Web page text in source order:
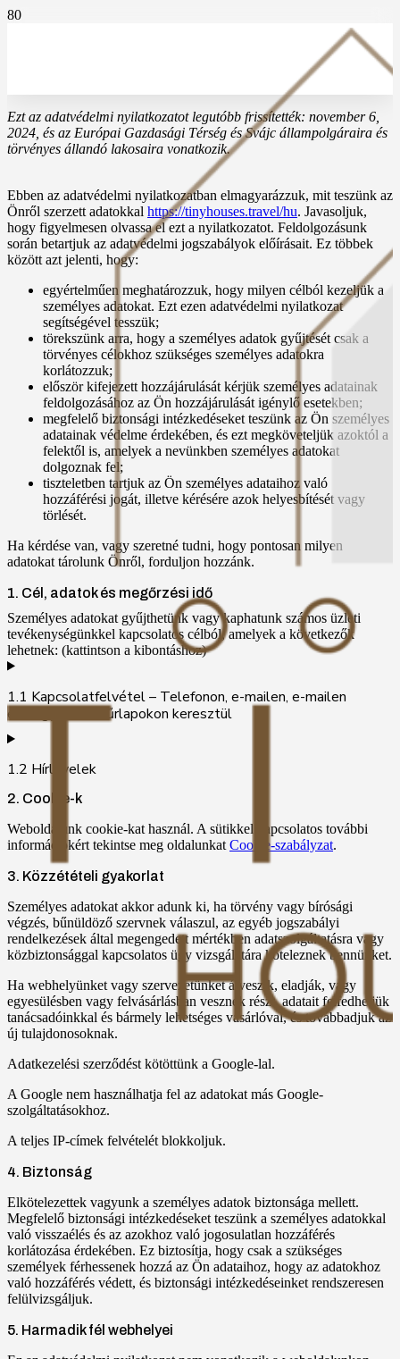
Ezt az adatvédelmi nyilatkozatot legutóbb frissítették: november 6,
2024, és az Európai Gazdasági Térség és Svájc állampolgáraira és
törvényes állandó lakosaira vonatkozik.
Ebben az adatvédelmi nyilatkozatban elmagyarázzuk, mit teszünk az
Önről szerzett adatokkal https://tinyhouses.travel/hu. Javasoljuk,
hogy figyelmesen olvassa el ezt a nyilatkozatot. Feldolgozásunk
során betartjuk az adatvédelmi jogszabályok előírásait. Ez többek
között azt jelenti, hogy:
egyértelműen meghatározzuk, hogy milyen célból kezeljük a
személyes adatokat. Ezt ezen adatvédelmi nyilatkozat
segítségével tesszük;
törekszünk arra, hogy a személyes adatok gyűjtését csak a
törvényes célokhoz szükséges személyes adatokra
korlátozzuk;
először kifejezett hozzájárulását kérjük személyes adatainak
feldolgozásához az Ön hozzájárulását igénylő esetekben;
megfelelő biztonsági intézkedéseket teszünk az Ön személyes
adatainak védelme érdekében, és ezt megköveteljük azoktól a
felektől is, amelyek a nevünkben személyes adatokat
dolgoznak fel;
tiszteletben tartjuk az Ön személyes adataihoz való
hozzáférési jogát, illetve kérésére azok helyesbítését vagy
törlését.
Ha kérdése van, vagy szeretné tudni, hogy pontosan milyen
adatokat tárolunk Önről, forduljon hozzánk.
1. Cél, adatok és megőrzési idő
Személyes adatokat gyűjthetünk vagy kaphatunk számos üzleti
tevékenységünkkel kapcsolatos célból, amelyek a következők
lehetnek: (kattintson a kibontáshoz)
1.1 Kapcsolatfelvétel – Telefonon, e-mailen, e-mailen
és/vagy webes űrlapokon keresztül
1.2 Hírlevelek
2. Cookie-k
Weboldalunk cookie-kat használ. A sütikkel kapcsolatos további
információkért tekintse meg oldalunkatCookie-szabályzat.
3. Közzétételi gyakorlat
Személyes adatokat akkor adunk ki, ha törvény vagy bírósági
végzés, bűnüldöző szervnek válaszul, az egyéb jogszabályi
rendelkezések által megengedett mértékben adatszolgáltatásra vagy
közbiztonsággal kapcsolatos ügy vizsgálatára köteleznek bennünket.
Ha webhelyünket vagy szervezetünket átveszik, eladják, vagy
egyesülésben vagy felvásárlásban vesznek részt, adatait felfedhetjük
tanácsadóinkkal és bármely lehetséges vásárlóval, és továbbadjuk az
új tulajdonosoknak.
Adatkezelési szerződést kötöttünk a Google-lal.
A Google nem használhatja fel az adatokat más Google-
szolgáltatásokhoz.
A teljes IP-címek felvételét blokkoljuk.
4. Biztonság
Elkötelezettek vagyunk a személyes adatok biztonsága mellett.
Megfelelő biztonsági intézkedéseket teszünk a személyes adatokkal
való visszaélés és az azokhoz való jogosulatlan hozzáférés
korlátozása érdekében. Ez biztosítja, hogy csak a szükséges
személyek férhessenek hozzá az Ön adataihoz, hogy az adatokhoz
való hozzáférés védett, és biztonsági intézkedéseinket rendszeresen
felülvizsgáljuk.
5. Harmadik fél webhelyei